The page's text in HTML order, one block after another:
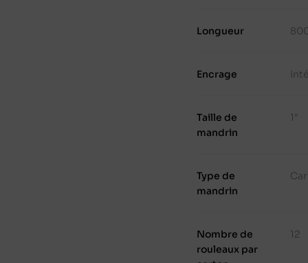
Longueur
Encrage
Taille de
mandrin
1"
Type de
mandrin
Nombre de
rouleaux par
12